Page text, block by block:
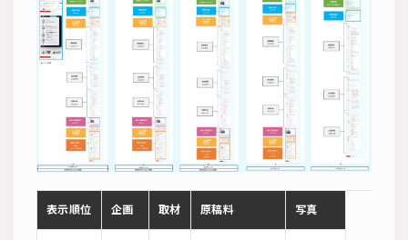
表示順位 企画 取材 原稿料 写真